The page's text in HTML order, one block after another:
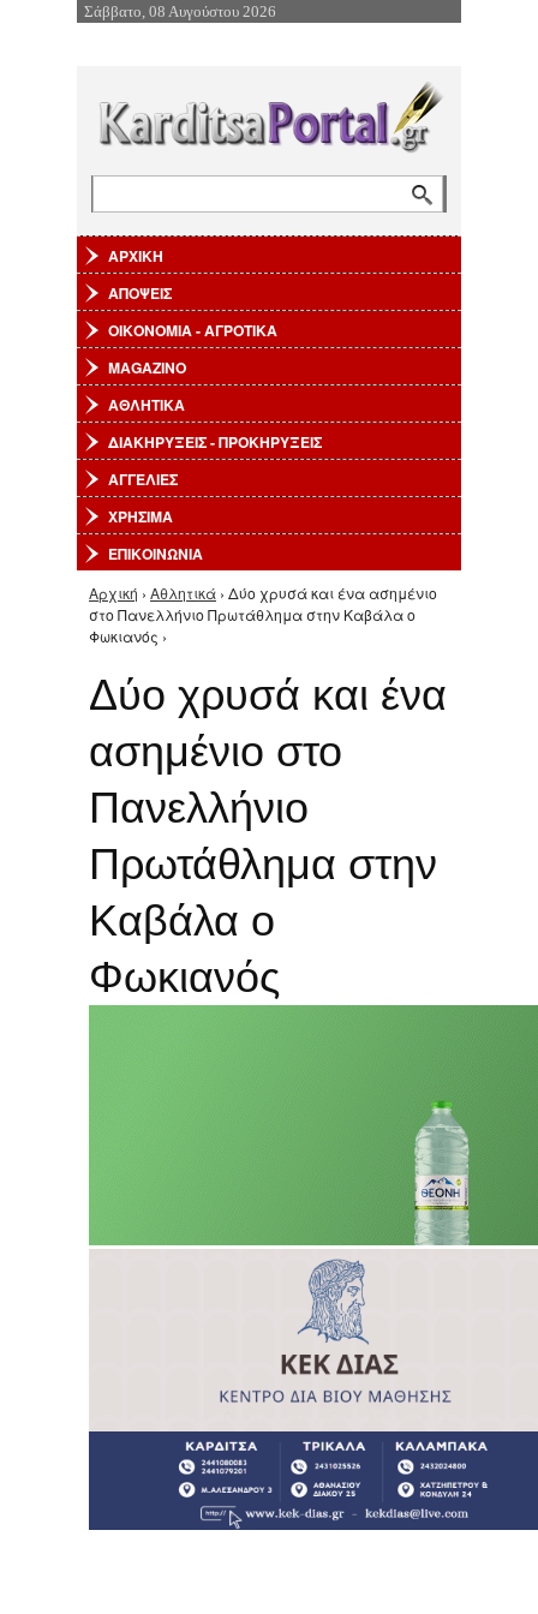
Επιστροφή στην Πλοήγηση
Σάββατο, 08 Αυγούστου 2026
ΑΡΧΙΚΗ
ΑΠΟΨΕΙΣ
ΟΙΚΟΝΟΜΙΑ - ΑΓΡΟΤΙΚΑ
MAGAZINO
ΑΘΛΗΤΙΚΑ
ΔΙΑΚΗΡΥΞΕΙΣ - ΠΡΟΚΗΡΥΞΕΙΣ
ΑΓΓΕΛΙΕΣ
ΧΡΗΣΙΜΑ
ΕΠΙΚΟΙΝΩΝΙΑ
Είστε εδώ
Αρχική › Αθλητικά › Δύο χρυσά και ένα ασημένιο
στο Πανελλήνιο Πρωτάθλημα στην Καβάλα ο
Φωκιανός ›
Δύο χρυσά και ένα
ασημένιο στο
Πανελλήνιο
Πρωτάθλημα στην
Καβάλα ο
Φωκιανός